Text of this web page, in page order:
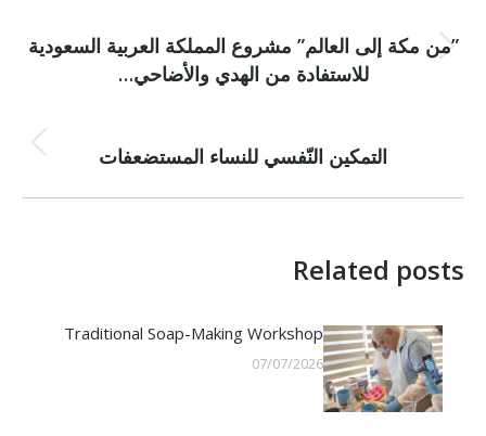
navigation
Previous
التمكين النّفسي للنساء المستضعفات
Next
post:
”من مكة إلى العالم” مشروع المملكة العربية السعودية
للاستفادة من الهدي والأضاحي…
Related posts
Traditional Soap-Making Workshop
07/07/2026